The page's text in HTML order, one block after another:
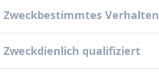
Zweckbestimmtes Verhalten
Zweckdienlich qualifiziert